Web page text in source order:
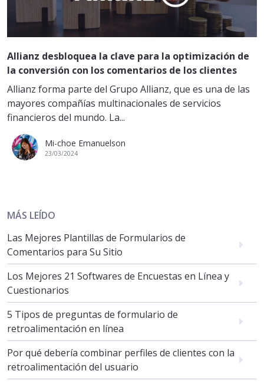
Allianz desbloquea la clave para la optimización de
la conversión con los comentarios de los clientes
Allianz forma parte del Grupo Allianz, que es una de las
mayores compañías multinacionales de servicios
financieros del mundo. La...
Mi-choe Emanuelson
23/03/2024
MÁS LEÍDO
Las Mejores Plantillas de Formularios de
Comentarios para Su Sitio
Los Mejores 21 Softwares de Encuestas en Línea y
Cuestionarios
5 Tipos de preguntas de formulario de
retroalimentación en línea
Por qué debería combinar perfiles de clientes con la
retroalimentación del usuario